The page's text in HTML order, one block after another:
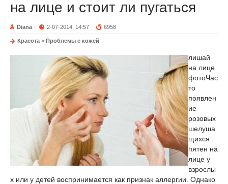
на лице и стоит ли пугаться
Diana 2-07-2014, 14:57 6958
Красота » Проблемы с кожей
лишай
на лице
фотоЧас
то
появлен
ие
розовых
шелуша
щихся
пятен на
лице у
взрослы
х или у детей воспринимается как признак аллергии. Однако